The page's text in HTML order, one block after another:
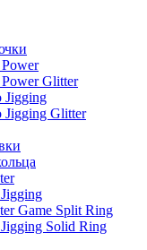
Glitter
Jigging
Jigging Glitter
Game Split Ring
Solid Ring